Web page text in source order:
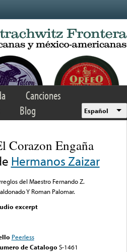
Canciones
Blog Español
Corazon Engaña
Hermanos Zaizar
del Maestro Fernando Z.
Y Roman Palomar.
excerpt
Peerless
de Catalogo S-1461